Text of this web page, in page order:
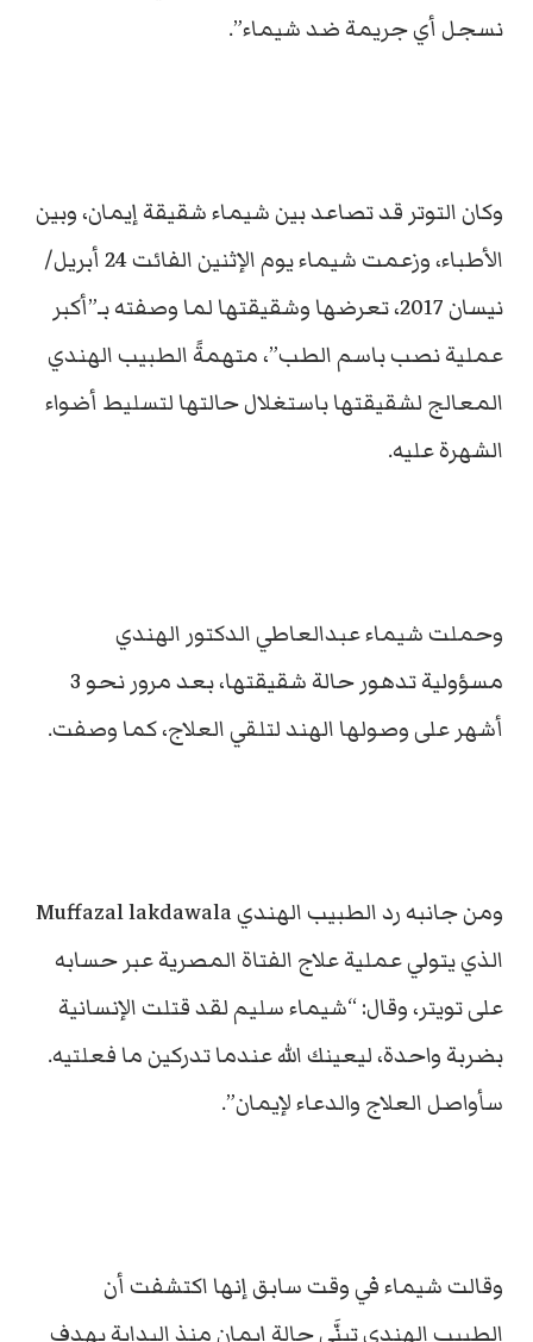
نسجل أي جريمة ضد شيماء”.
وكان التوتر قد تصاعد بين شيماء شقيقة إيمان، وبين
الأطباء، وزعمت شيماء يوم الإثنين الفائت 24 أبريل/
نيسان 2017، تعرضها وشقيقتها لما وصفته بـ”أكبر
عملية نصب باسم الطب”، متهمةً الطبيب الهندي
المعالج لشقيقتها باستغلال حالتها لتسليط أضواء
الشهرة عليه.
وحملت شيماء عبدالعاطي الدكتور الهندي
مسؤولية تدهور حالة شقيقتها، بعد مرور نحو 3
أشهر على وصولها الهند لتلقي العلاج، كما وصفت.
ومن جانبه رد الطبيب الهندي Muffazal lakdawala
الذي يتولي عملية علاج الفتاة المصرية عبر حسابه
على تويتر، وقال: “شيماء سليم لقد قتلت الإنسانية
بضربة واحدة، ليعينك الله عندما تدركين ما فعلتيه.
سأواصل العلاج والدعاء لإيمان”.
وقالت شيماء في وقت سابق إنها اكتشفت أن
الطبيب الهندي تبنَّى حالة إيمان منذ البداية بهدف